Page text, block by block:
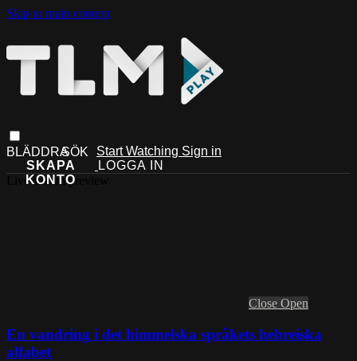
Skip to main content
Start Watching Sign in
Live stream preview
Close Open
En vandring i det himmelska språkets hebreiska
alfabet